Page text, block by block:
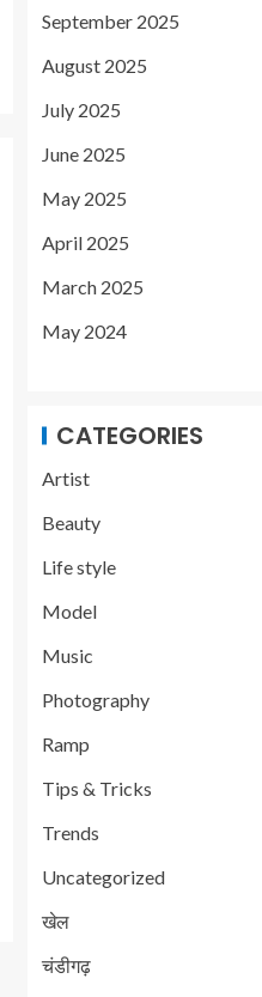
September 2025
August 2025
July 2025
June 2025
May 2025
April 2025
March 2025
May 2024
CATEGORIES
Artist
Beauty
Life style
Model
Music
Photography
Ramp
Tips & Tricks
Trends
Uncategorized
खेल
चंडीगढ़